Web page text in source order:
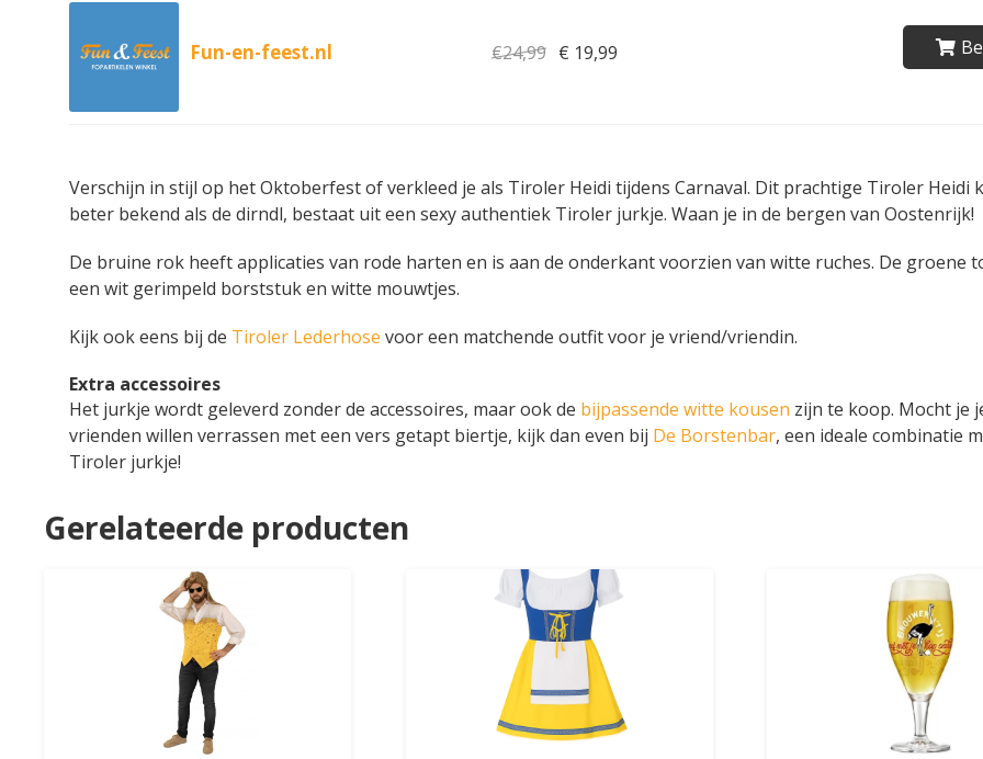
Fun-en-feest.nl €24,99 € 19,99
Verschijn in stijl op het Oktoberfest of verkleed je als Tiroler Heidi tijdens Carnaval. Dit prachtige Tiroler Heidi
beter bekend als de dirndl, bestaat uit een sexy authentiek Tiroler jurkje. Waan je in de bergen van Oostenrijk!
De bruine rok heeft applicaties van rode harten en is aan de onderkant voorzien van witte ruches. De groene
een wit gerimpeld borststuk en witte mouwtjes.
Kijk ook eens bij de Tiroler Lederhose voor een matchende outfit voor je vriend/vriendin.
Extra accessoires
Het jurkje wordt geleverd zonder de accessoires, maar ook de bijpassende witte kousen zijn te koop. Mocht je
vrienden willen verrassen met een vers getapt biertje, kijk dan even bij De Borstenbar, een ideale combinatie
Tiroler jurkje!
Gerelateerde producten